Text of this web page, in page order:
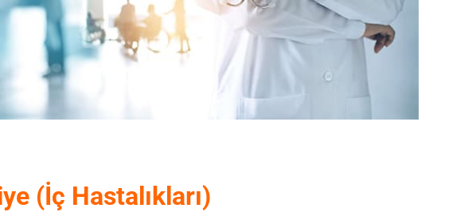
(İç Hastalıkları)